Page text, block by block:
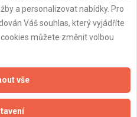
informace
a řemeslníci
souborů cookie
(zprostředkování)
(rozpočtování)
a personalizovat nabídky. Pro
Váš souhlas, který vyjádříte
můžete změnit volbou
vše